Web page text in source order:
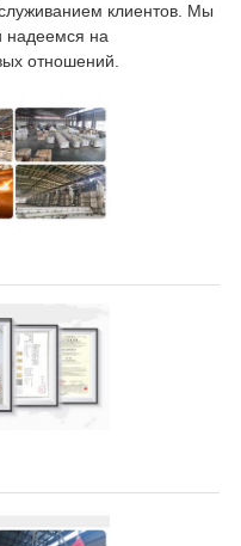
клиентов. Мы
надеемся на
отношений.